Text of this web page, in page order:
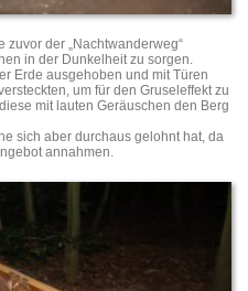
zuvor der „Nachtwanderweg“
in der Dunkelheit zu sorgen.
Erde ausgehoben und mit Türen
um für den Gruseleffekt zu
mit lauten Geräuschen den Berg
sich aber durchaus gelohnt hat, da
annahmen.